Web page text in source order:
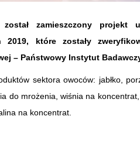
zamieszczony projekt
2019, które zostały
– Państwowy Instytut
sektora owoców: jabłko,
do mrożenia, wiśnia na
na koncentrat.